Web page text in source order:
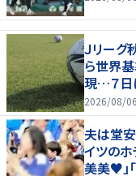
Ｊリーグ
ら世界
現…７日
2026/08/
夫は堂
イツの
美美♥」